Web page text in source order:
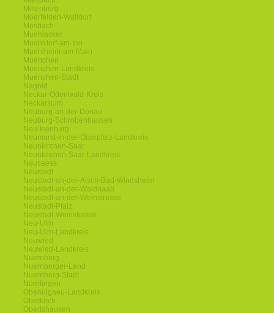
Miltenberg
Moerfelden-Walldorf
Mosbach
Muehlacker
Muehldorf-am-Inn
Muehlheim-am-Main
Muenchen
Muenchen-Landkreis
Muenchen-Stadt
Nagold
Neckar-Odenwald-Kreis
Neckarsulm
Neuburg-an-der-Donau
Neuburg-Schrobenhausen
Neu-Isenburg
Neumarkt-in-der-Oberpfalz-Landkreis
Neunkirchen-Saar
Neunkirchen-Saar-Landkreis
Neusaess
Neustadt
Neustadt-an-der-Aisch-Bad-Windsheim
Neustadt-an-der-Waldnaab
Neustadt-an-der-Weinstrasse
Neustadt-Pfalz
Neustadt-Weinstrasse
Neu-Ulm
Neu-Ulm-Landkreis
Neuwied
Neuwied-Landkreis
Nuernberg
Nuernberger-Land
Nuernberg-Stadt
Nuertingen
Oberallgaeu-Landkreis
Oberkirch
Obertshausen